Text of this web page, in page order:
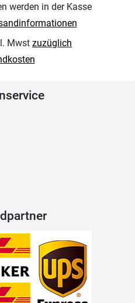
werden in der Kasse
Mwst zuzüglich